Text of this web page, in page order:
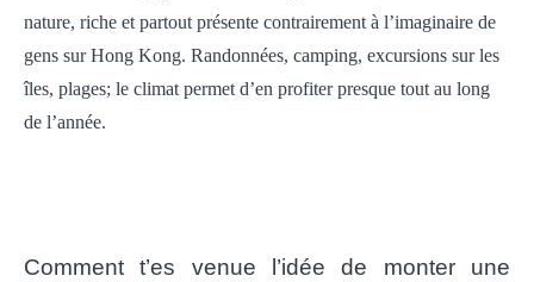
nature, riche et partout présente contrairement à l’imaginaire de
gens sur Hong Kong. Randonnées, camping, excursions sur les
îles, plages; le climat permet d’en profiter presque tout au long
de l’année.
Comment t’es venue l’idée de monter une